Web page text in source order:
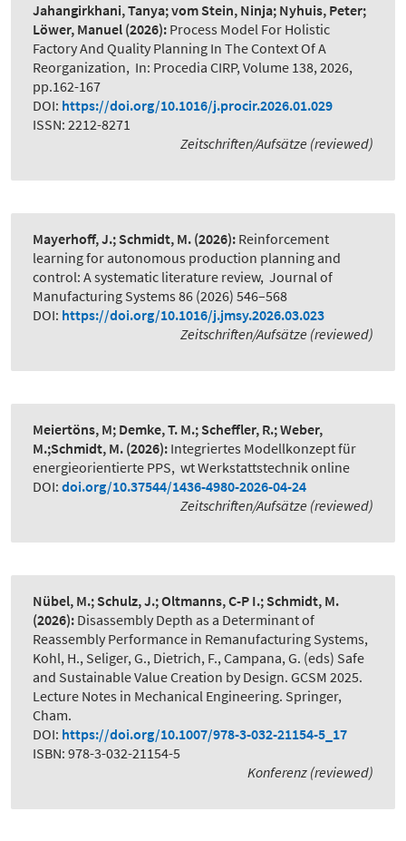
Jahangirkhani, Tanya; vom Stein, Ninja; Nyhuis, Peter;
Löwer, Manuel (2026): Process Model For Holistic
Factory And Quality Planning In The Context Of A
Reorganization, In: Procedia CIRP, Volume 138, 2026,
pp.162-167
DOI: https://doi.org/10.1016/j.procir.2026.01.029
ISSN: 2212-8271
Zeitschriften/Aufsätze (reviewed)
Mayerhoff, J.; Schmidt, M. (2026): Reinforcement
learning for autonomous production planning and
control: A systematic literature review, Journal of
Manufacturing Systems 86 (2026) 546–568
DOI: https://doi.org/10.1016/j.jmsy.2026.03.023
Zeitschriften/Aufsätze (reviewed)
Meiertöns, M; Demke, T. M.; Scheffler, R.; Weber,
M.;Schmidt, M. (2026): Integriertes Modellkonzept für
energieorientierte PPS, wt Werkstattstechnik online
DOI: doi.org/10.37544/1436-4980-2026-04-24
Zeitschriften/Aufsätze (reviewed)
Nübel, M.; Schulz, J.; Oltmanns, C-P I.; Schmidt, M.
(2026): Disassembly Depth as a Determinant of
Reassembly Performance in Remanufacturing Systems,
Kohl, H., Seliger, G., Dietrich, F., Campana, G. (eds) Safe
and Sustainable Value Creation by Design. GCSM 2025.
Lecture Notes in Mechanical Engineering. Springer,
Cham.
DOI: https://doi.org/10.1007/978-3-032-21154-5_17
ISBN: 978-3-032-21154-5
Konferenz (reviewed)